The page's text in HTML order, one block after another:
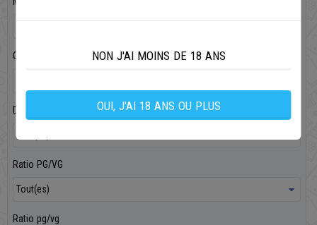
Contenance
Dosage
Ratio PG/VG
Ratio pg/vg
NON J'AI MOINS DE 18 ANS
OUI, J'AI 18 ANS OU PLUS